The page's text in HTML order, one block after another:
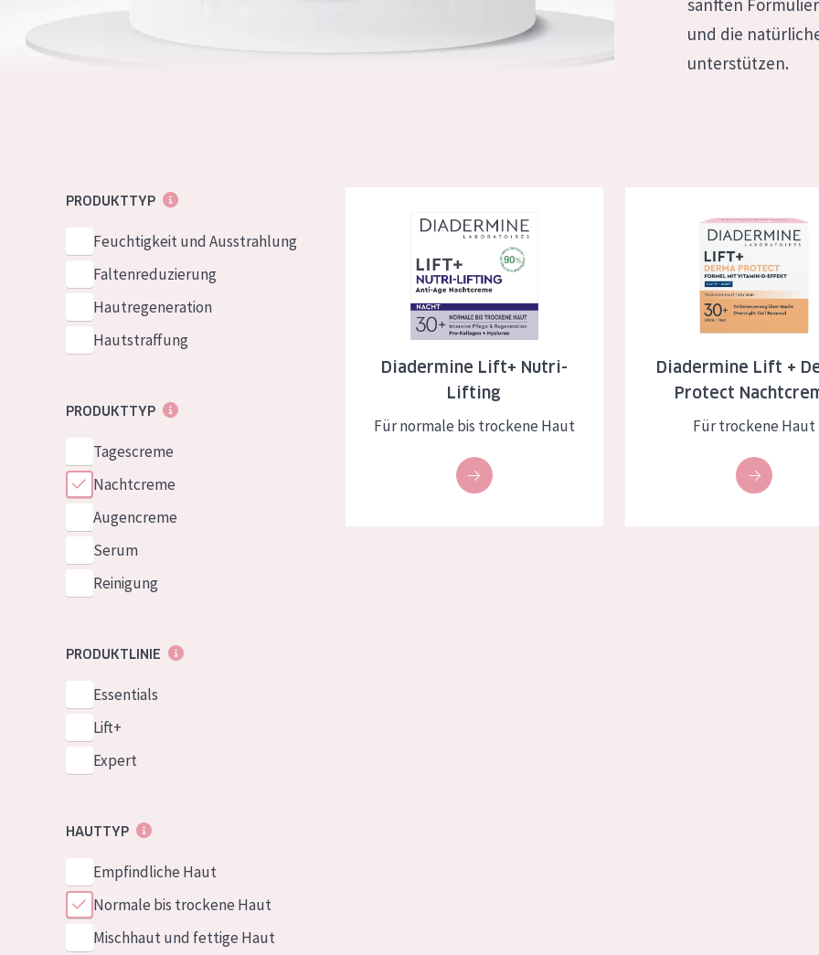
sanften
und die
unterstützen.
PRODUKTTYP
Feuchtigkeit und Ausstrahlung
Faltenreduzierung
Hautregeneration
Hautstraffung
PRODUKTTYP
Tagescreme
Nachtcreme
Augencreme
Serum
Reinigung
PRODUKTLINIE
Essentials
Lift+
Expert
HAUTTYP
Empfindliche Haut
Normale bis trockene Haut
Mischhaut und fettige Haut
Diadermine Lift+ Nutri-
Lifting
Für normale bis trockene Haut
Diadermine Lift +
Protect
Für trockene Haut